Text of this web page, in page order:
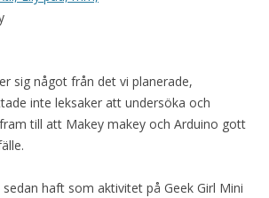
sig något från det vi planerade,
inte leksaker att undersöka och
till att Makey makey och Arduino gott
haft som aktivitet på Geek Girl Mini